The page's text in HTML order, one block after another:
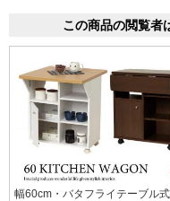
この商品の閲覧者
幅60cm・バタフライテーブル